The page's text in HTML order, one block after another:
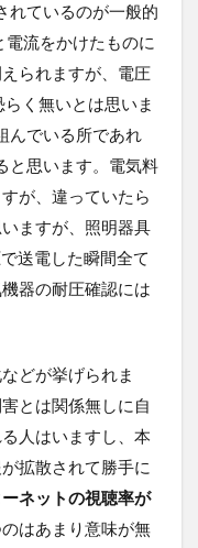
れているのが一般的
流をかけたものに
られますが、電圧
く無いとは思いま
んでいる所であれ
と思います。電気料
が、違っていたら
ますが、照明器具
送電した瞬間全て
器の耐圧確認には
どが挙げられま
とは関係無しに自
人はいますし、本
拡散されて勝手に
ネットの視聴率が
はあまり意味が無